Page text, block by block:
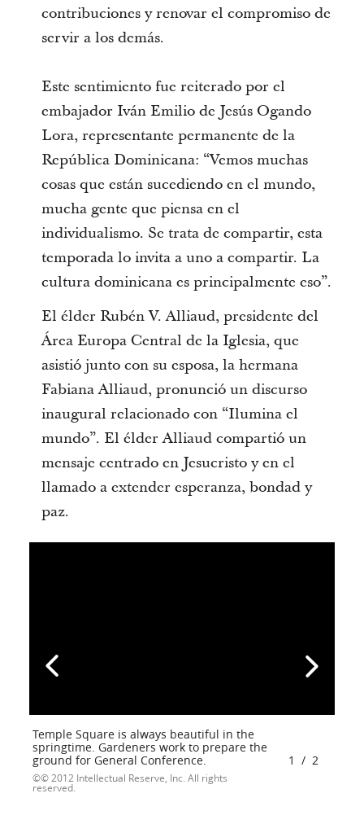
contribuciones y renovar el compromiso de
servir a los demás.
Este sentimiento fue reiterado por el
embajador Iván Emilio de Jesús Ogando
Lora, representante permanente de la
República Dominicana: “Vemos muchas
cosas que están sucediendo en el mundo,
mucha gente que piensa en el
individualismo. Se trata de compartir, esta
temporada lo invita a uno a compartir. La
cultura dominicana es principalmente eso”.
El élder Rubén V. Alliaud, presidente del
Área Europa Central de la Iglesia, que
asistió junto con su esposa, la hermana
Fabiana Alliaud, pronunció un discurso
inaugural relacionado con “Ilumina el
mundo”. El élder Alliaud compartió un
mensaje centrado en Jesucristo y en el
llamado a extender esperanza, bondad y
paz.
Temple Square is always beautiful in the
springtime. Gardeners work to prepare the
ground for General Conference.
© 2012 Intellectual Reserve, Inc. All rights
reserved.
1 / 2